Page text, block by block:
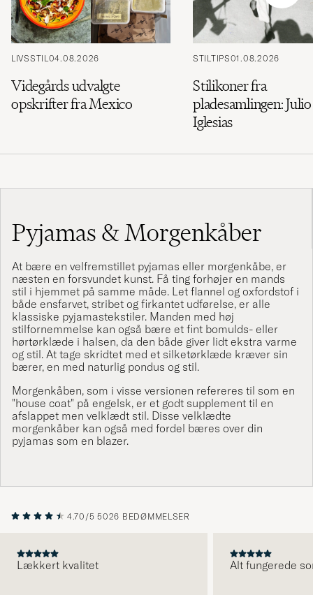
LIVSSTIL04.08.2026
Videgårds udvalgte
opskrifter fra Mexico
STILTIPS01.08.2026
Stilikoner fra
pladesamlingen: Julio
Iglesias
Pyjamas & Morgenkåber
At bære en velfremstillet pyjamas eller morgenkåbe, er
næsten en forsvundet kunst. Få ting forhøjer en mands
stil i hjemmet på samme måde. Let flannel og oxfordstof i
både ensfarvet, stribet og firkantet udførelse, er alle
klassiske pyjamastekstiler. Manden med høj
stilfornemmelse kan også bære et fint bomulds- eller
hørtørklæde i halsen, da den både giver lidt ekstra varme
og stil. At tage skridtet med et silketørklæde kræver sin
bærer, en med naturlig pondus og stil.
Morgenkåben, som i visse versionen refereres til som en
"house coat" på engelsk, er et godt supplement til en
afslappet men velklædt stil. Disse velklædte
morgenkåber kan også med fordel bæres over din
pyjamas som en blazer.
4.70/5 5026 BEDØMMELSER
Lækkert kvalitet Alt fungerede